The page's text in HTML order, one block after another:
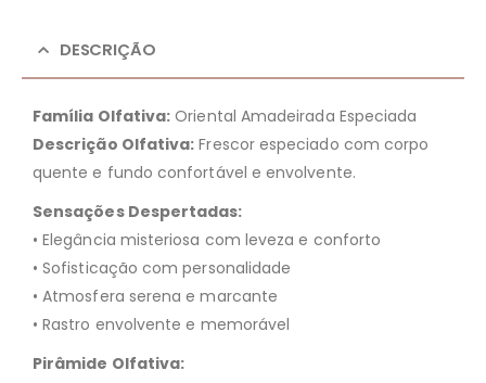
DESCRIÇÃO
Família Olfativa: Oriental Amadeirada Especiada
Descrição Olfativa: Frescor especiado com corpo
quente e fundo confortável e envolvente.
Sensações Despertadas:
• Elegância misteriosa com leveza e conforto
• Sofisticação com personalidade
• Atmosfera serena e marcante
• Rastro envolvente e memorável
Pirâmide Olfativa: